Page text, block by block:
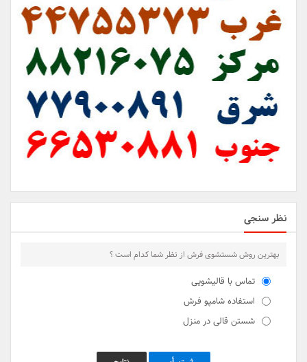
نظر سنجی
بهترین روش شستشوی فرش از نظر شما کدام است ؟
تماس با قالیشویی
استفاده شامپو فرش
شستن قالی در منزل